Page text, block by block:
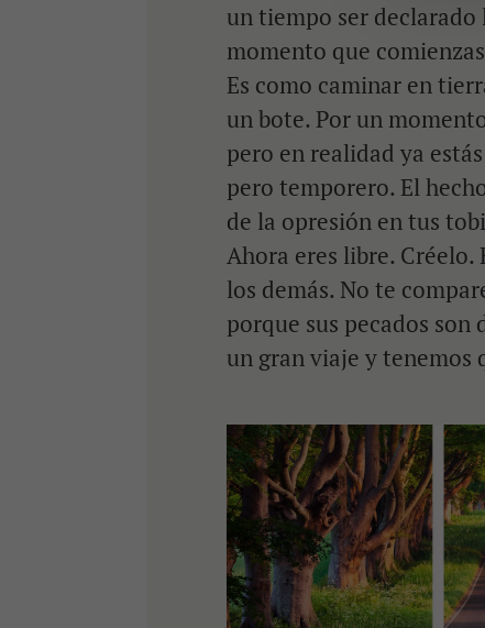
un tiempo ser
momento que
Es como caminar en
un bote. Por un
pero en realidad ya
pero temporero. El
de la opresión en tus
Ahora eres libre. Créelo.
los demás. No te
porque sus pecados son
un gran viaje y tenemos